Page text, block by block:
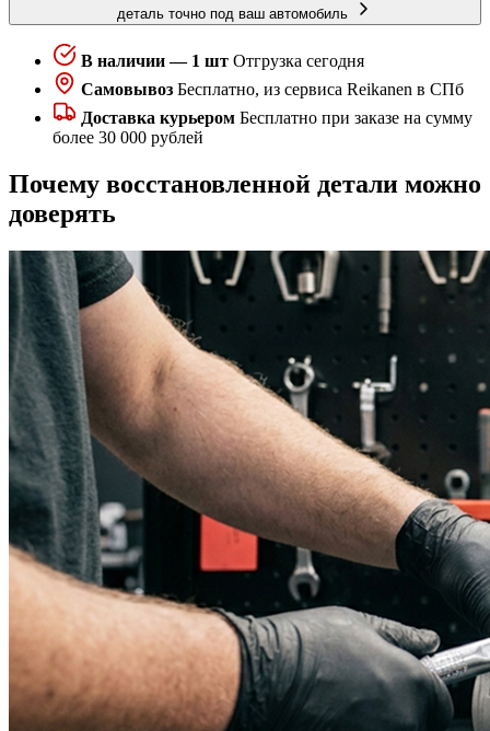
деталь точно под ваш автомобиль
В наличии — 1 шт Отгрузка сегодня
Самовывоз Бесплатно, из сервиса Reikanen в СПб
Доставка курьером Бесплатно при заказе на сумму
более 30 000 рублей
Почему восстановленной детали можно
доверять